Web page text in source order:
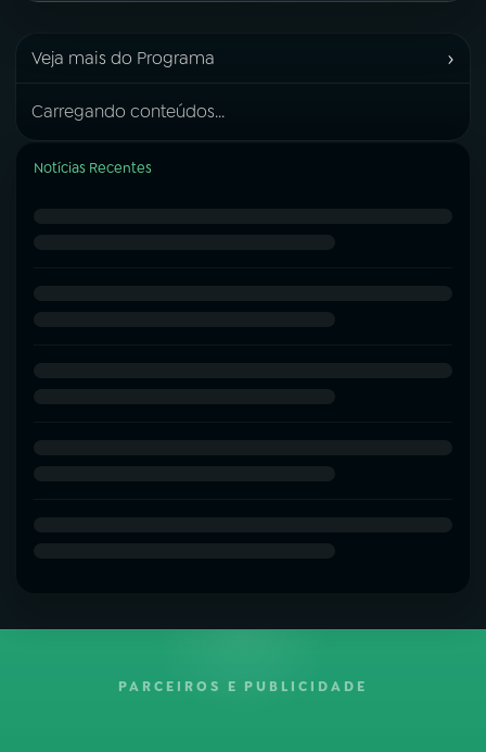
Veja mais do Programa ›
Carregando conteúdos...
Notícias Recentes
PARCEIROS E PUBLICIDADE